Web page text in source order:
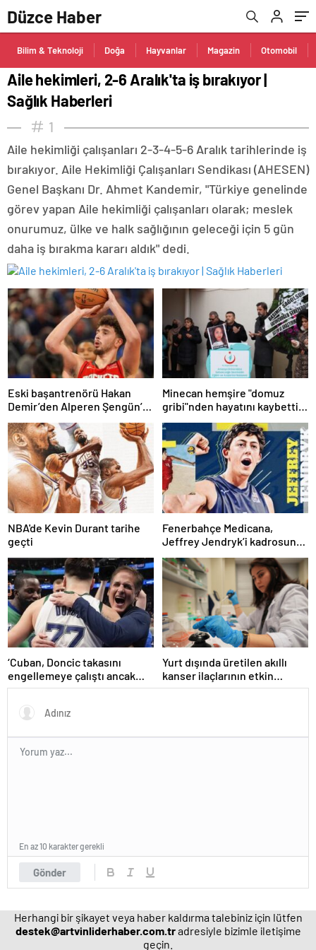
Düzce Haber
Bilim & Teknoloji Doğa Hayvanlar Magazin Otomobil
Aile hekimleri, 2-6 Aralık'ta iş bırakıyor |
Sağlık Haberleri
1
Aile hekimliği çalışanları 2-3-4-5-6 Aralık tarihlerinde iş
bırakıyor. Aile Hekimliği Çalışanları Sendikası (AHESEN)
Genel Başkanı Dr. Ahmet Kandemir, "Türkiye genelinde
görev yapan Aile hekimliği çalışanları olarak; meslek
onurumuz, ülke ve halk sağlığının geleceği için 5 gün
daha iş bırakma kararı aldık" dedi.
Eski başantrenörü Hakan
Demir’den Alperen Şengün’e
övgü
Minecan hemşire "domuz
gribi"nden hayatını kaybetti –
Haberler | Sağlık Haberleri
NBA'de Kevin Durant tarihe
geçti
Fenerbahçe Medicana,
Jeffrey Jendryk’i kadrosuna
‘Cuban, Doncic takasını
engellemeye çalıştı ancak
geç kaldı’ iddiası! NBA
Yurt dışında üretilen akıllı
kanser ilaçlarının etkin
maddesi yerli imkanlarla
Gönder
En az 10 karakter gerekli
Herhangi bir şikayet veya haber kaldırma talebiniz için lütfen
destek@artvinliderhaber.com.tradresiyle bizimle iletişime
geçin.